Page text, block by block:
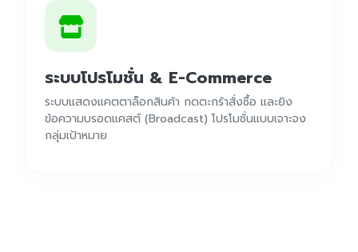
ระบบโปรโมชั่น & E-Commerce
ระบบแสดงแคตตาล็อกสินค้า กดตะกร้าสั่งซื้อ และยิง
ข้อความบรอดแคสต์ (Broadcast) โปรโมชั่นแบบเจาะจง
กลุ่มเป้าหมาย